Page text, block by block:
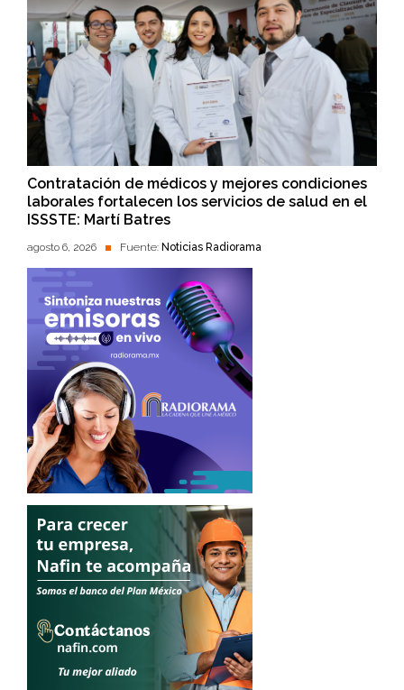
Contratación de médicos y mejores condiciones
laborales fortalecen los servicios de salud en el
ISSSTE: Martí Batres
agosto 6, 2026 Fuente: Noticias Radiorama